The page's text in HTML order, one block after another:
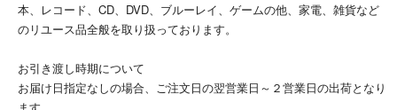
え出来ません。
■I■落札後の取引について■I■
基本的にお振込を確認した翌日発送となりますが、土・日・祝日は発送作
本、レコード、CD、DVD、ブルーレイ、ゲームの他、家電、雑貨など
のリユース品全般を取り扱っております。
お引き渡し時期について
お届け日指定なしの場合、ご注文日の翌営業日～２営業日の出荷となり